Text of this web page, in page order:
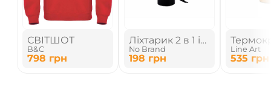
СВІТШОТ
B&C
798 грн
Ліхтарик 2 в 1 із
кольоровим
підсвітлюванням
No Brand
198 грн
Line Art
535 грн